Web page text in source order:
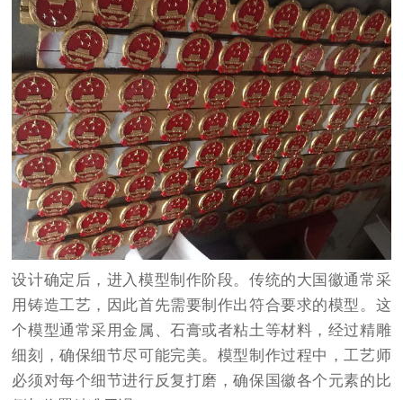
设计确定后，进入模型制作阶段。传统的大国徽通常采
用铸造工艺，因此首先需要制作出符合要求的模型。这
个模型通常采用金属、石膏或者粘土等材料，经过精雕
细刻，确保细节尽可能完美。模型制作过程中，工艺师
必须对每个细节进行反复打磨，确保国徽各个元素的比